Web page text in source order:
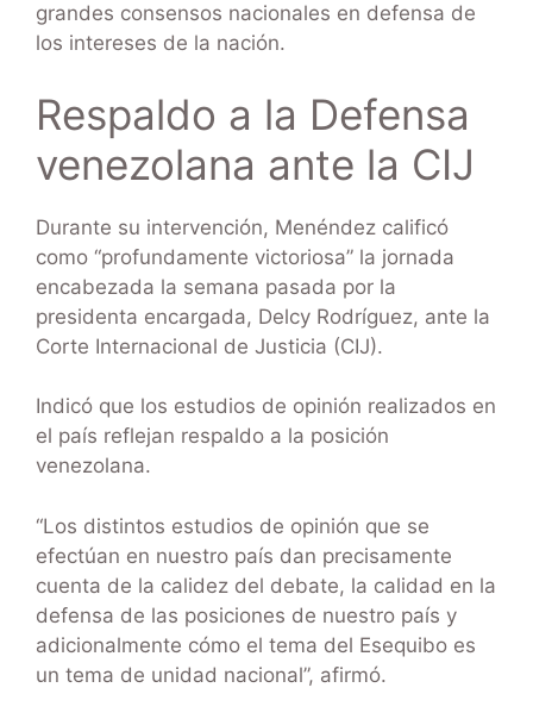
grandes consensos nacionales en defensa de
los intereses de la nación.
Respaldo a la Defensa
venezolana ante la CIJ
Durante su intervención, Menéndez calificó
como “profundamente victoriosa” la jornada
encabezada la semana pasada por la
presidenta encargada, Delcy Rodríguez, ante la
Corte Internacional de Justicia (CIJ).
Indicó que los estudios de opinión realizados en
el país reflejan respaldo a la posición
venezolana.
“Los distintos estudios de opinión que se
efectúan en nuestro país dan precisamente
cuenta de la calidez del debate, la calidad en la
defensa de las posiciones de nuestro país y
adicionalmente cómo el tema del Esequibo es
un tema de unidad nacional”, afirmó.